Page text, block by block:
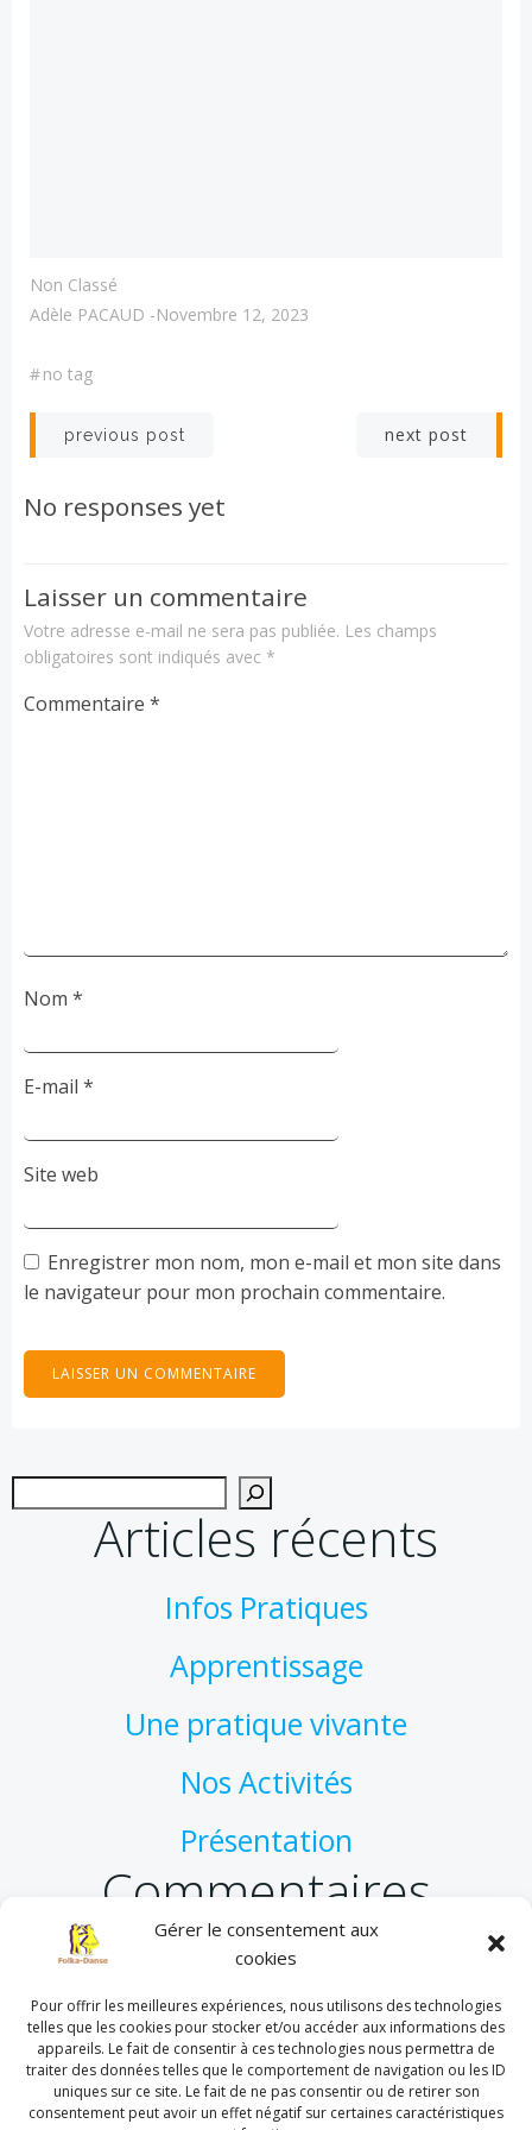
Gérer le consentement aux
cookies
Pour offrir les meilleures expériences, nous utilisons des technologies
telles que les cookies pour stocker et/ou accéder aux informations des
appareils. Le fait de consentir à ces technologies nous permettra de
traiter des données telles que le comportement de navigation ou les ID
uniques sur ce site. Le fait de ne pas consentir ou de retirer son
consentement peut avoir un effet négatif sur certaines caractéristiques
Non Classé
Adèle PACAUD -Novembre 12, 2023
#no tag
Post
navigation
previous post next post
No responses yet
Laisser un commentaire
Votre adresse e-mail ne sera pas publiée. Les champs
obligatoires sont indiqués avec *
Commentaire *
Nom *
E-mail *
Site web
Enregistrer mon nom, mon e-mail et mon site dans
le navigateur pour mon prochain commentaire.
Articles récents
Infos Pratiques
Apprentissage
Une pratique vivante
Nos Activités
Présentation
Commentaires
récents
Un commentateur WordPresssurBonjour tout le
monde !